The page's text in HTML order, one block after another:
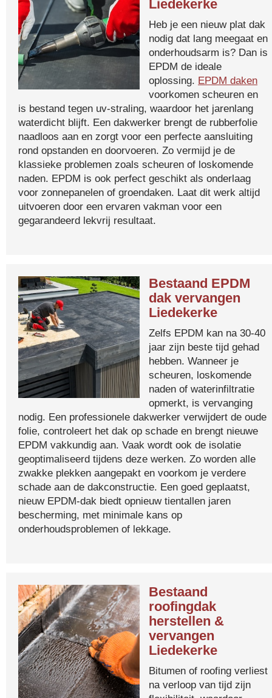
Liedekerke
Heb je een nieuw plat dak
nodig dat lang meegaat en
onderhoudsarm is? Dan is
EPDM de ideale
oplossing. EPDM daken
voorkomen scheuren en
is bestand tegen uv-straling, waardoor het jarenlang
waterdicht blijft. Een dakwerker brengt de rubberfolie
naadloos aan en zorgt voor een perfecte aansluiting
rond opstanden en doorvoeren. Zo vermijd je de
klassieke problemen zoals scheuren of loskomende
naden. EPDM is ook perfect geschikt als onderlaag
voor zonnepanelen of groendaken. Laat dit werk altijd
uitvoeren door een ervaren vakman voor een
gegarandeerd lekvrij resultaat.
Bestaand EPDM
dak vervangen
Liedekerke
Zelfs EPDM kan na 30-40
jaar zijn beste tijd gehad
hebben. Wanneer je
scheuren, loskomende
naden of waterinfiltratie
opmerkt, is vervanging
nodig. Een professionele dakwerker verwijdert de oude
folie, controleert het dak op schade en brengt nieuwe
EPDM vakkundig aan. Vaak wordt ook de isolatie
geoptimaliseerd tijdens deze werken. Zo worden alle
zwakke plekken aangepakt en voorkom je verdere
schade aan de dakconstructie. Een goed geplaatst,
nieuw EPDM-dak biedt opnieuw tientallen jaren
bescherming, met minimale kans op
onderhoudsproblemen of lekkage.
Bestaand
roofingdak
herstellen &
vervangen
Liedekerke
Bitumen of roofing verliest
na verloop van tijd zijn